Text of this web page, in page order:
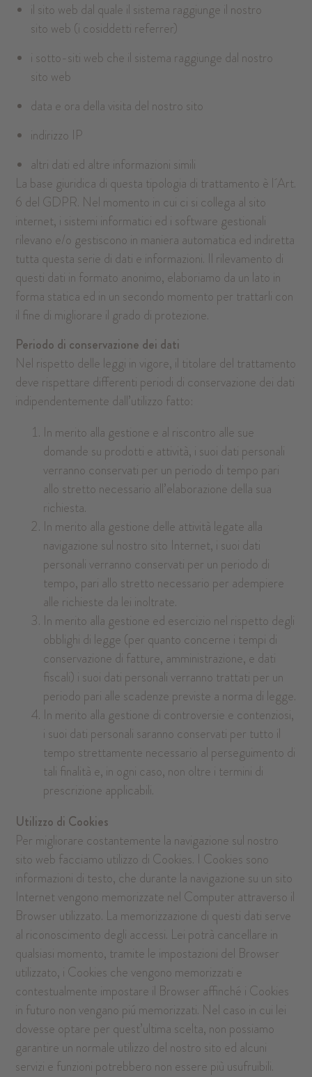
il sito web dal quale il sistema raggiunge il nostro
sito web (i cosiddetti referrer)
i sotto-siti web che il sistema raggiunge dal nostro
sito web
data e ora della visita del nostro sito
indirizzo IP
altri dati ed altre informazioni simili
La base giuridica di questa tipologia di trattamento è l´Art.
6 del GDPR. Nel momento in cui ci si collega al sito
internet, i sistemi informatici ed i software gestionali
rilevano e/o gestiscono in maniera automatica ed indiretta
tutta questa serie di dati e informazioni. Il rilevamento di
questi dati in formato anonimo, elaboriamo da un lato in
forma statica ed in un secondo momento per trattarli con
il fine di migliorare il grado di protezione.
Periodo di conservazione dei dati
Nel rispetto delle leggi in vigore, il titolare del trattamento
deve rispettare differenti periodi di conservazione dei dati
indipendentemente dall’utilizzo fatto:
In merito alla gestione e al riscontro alle sue
domande su prodotti e attività, i suoi dati personali
verranno conservati per un periodo di tempo pari
allo stretto necessario all’elaborazione della sua
richiesta.
In merito alla gestione delle attività legate alla
navigazione sul nostro sito Internet, i suoi dati
personali verranno conservati per un periodo di
tempo, pari allo stretto necessario per adempiere
alle richieste da lei inoltrate.
In merito alla gestione ed esercizio nel rispetto degli
obblighi di legge (per quanto concerne i tempi di
conservazione di fatture, amministrazione, e dati
fiscali) i suoi dati personali verranno trattati per un
periodo pari alle scadenze previste a norma di legge.
In merito alla gestione di controversie e contenziosi,
i suoi dati personali saranno conservati per tutto il
tempo strettamente necessario al perseguimento di
tali finalità e, in ogni caso, non oltre i termini di
prescrizione applicabili.
Utilizzo di Cookies
Per migliorare costantemente la navigazione sul nostro
sito web facciamo utilizzo di Cookies. I Cookies sono
informazioni di testo, che durante la navigazione su un sito
Internet vengono memorizzate nel Computer attraverso il
Browser utilizzato. La memorizzazione di questi dati serve
al riconoscimento degli accessi. Lei potrà cancellare in
qualsiasi momento, tramite le impostazioni del Browser
utilizzato, i Cookies che vengono memorizzati e
contestualmente impostare il Browser affinché i Cookies
in futuro non vengano piú memorizzati. Nel caso in cui lei
dovesse optare per quest’ultima scelta, non possiamo
garantire un normale utilizzo del nostro sito ed alcuni
servizi e funzioni potrebbero non essere più usufruibili.